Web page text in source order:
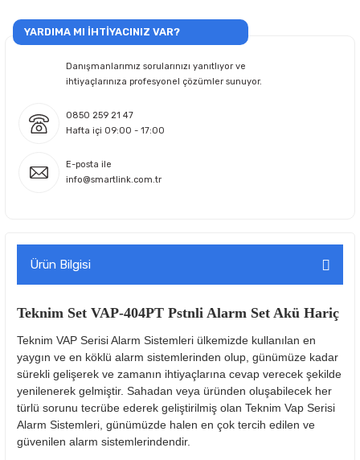
YARDIMA MI İHTİYACINIZ VAR?
Danışmanlarımız sorularınızı yanıtlıyor ve
ihtiyaçlarınıza profesyonel çözümler sunuyor.
0850 259 21 47
Hafta içi 09:00 - 17:00
E-posta ile
info@smartlink.com.tr
Ürün Bilgisi
Teknim Set VAP-404PT Pstnli Alarm Set Akü Hariç
Teknim VAP Serisi Alarm Sistemleri ülkemizde kullanılan en
yaygın ve en köklü alarm sistemlerinden olup, günümüze kadar
sürekli gelişerek ve zamanın ihtiyaçlarına cevap verecek şekilde
yenilenerek gelmiştir. Sahadan veya üründen oluşabilecek her
türlü sorunu tecrübe ederek geliştirilmiş olan Teknim Vap Serisi
Alarm Sistemleri, günümüzde halen en çok tercih edilen ve
güvenilen alarm sistemlerindendir.